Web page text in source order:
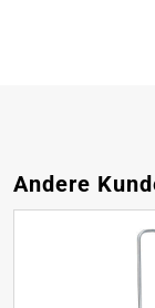
Produktgalerie
Andere